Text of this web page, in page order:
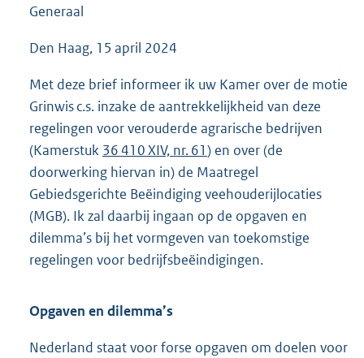
Generaal
Den Haag, 15 april 2024
Met deze brief informeer ik uw Kamer over de motie
Grinwis c.s. inzake de aantrekkelijkheid van deze
regelingen voor verouderde agrarische bedrijven
(Kamerstuk 36 410 XIV, nr. 61) en over (de
doorwerking hiervan in) de Maatregel
Gebiedsgerichte Beëindiging veehouderijlocaties
(MGB). Ik zal daarbij ingaan op de opgaven en
dilemma’s bij het vormgeven van toekomstige
regelingen voor bedrijfsbeëindigingen.
Opgaven en dilemma’s
Nederland staat voor forse opgaven om doelen voor